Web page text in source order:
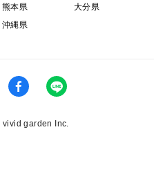
熊本県
大分県
沖縄県
garden Inc.